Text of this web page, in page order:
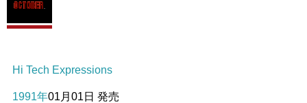
Hi Tech Expressions
1991年01月01日 発売